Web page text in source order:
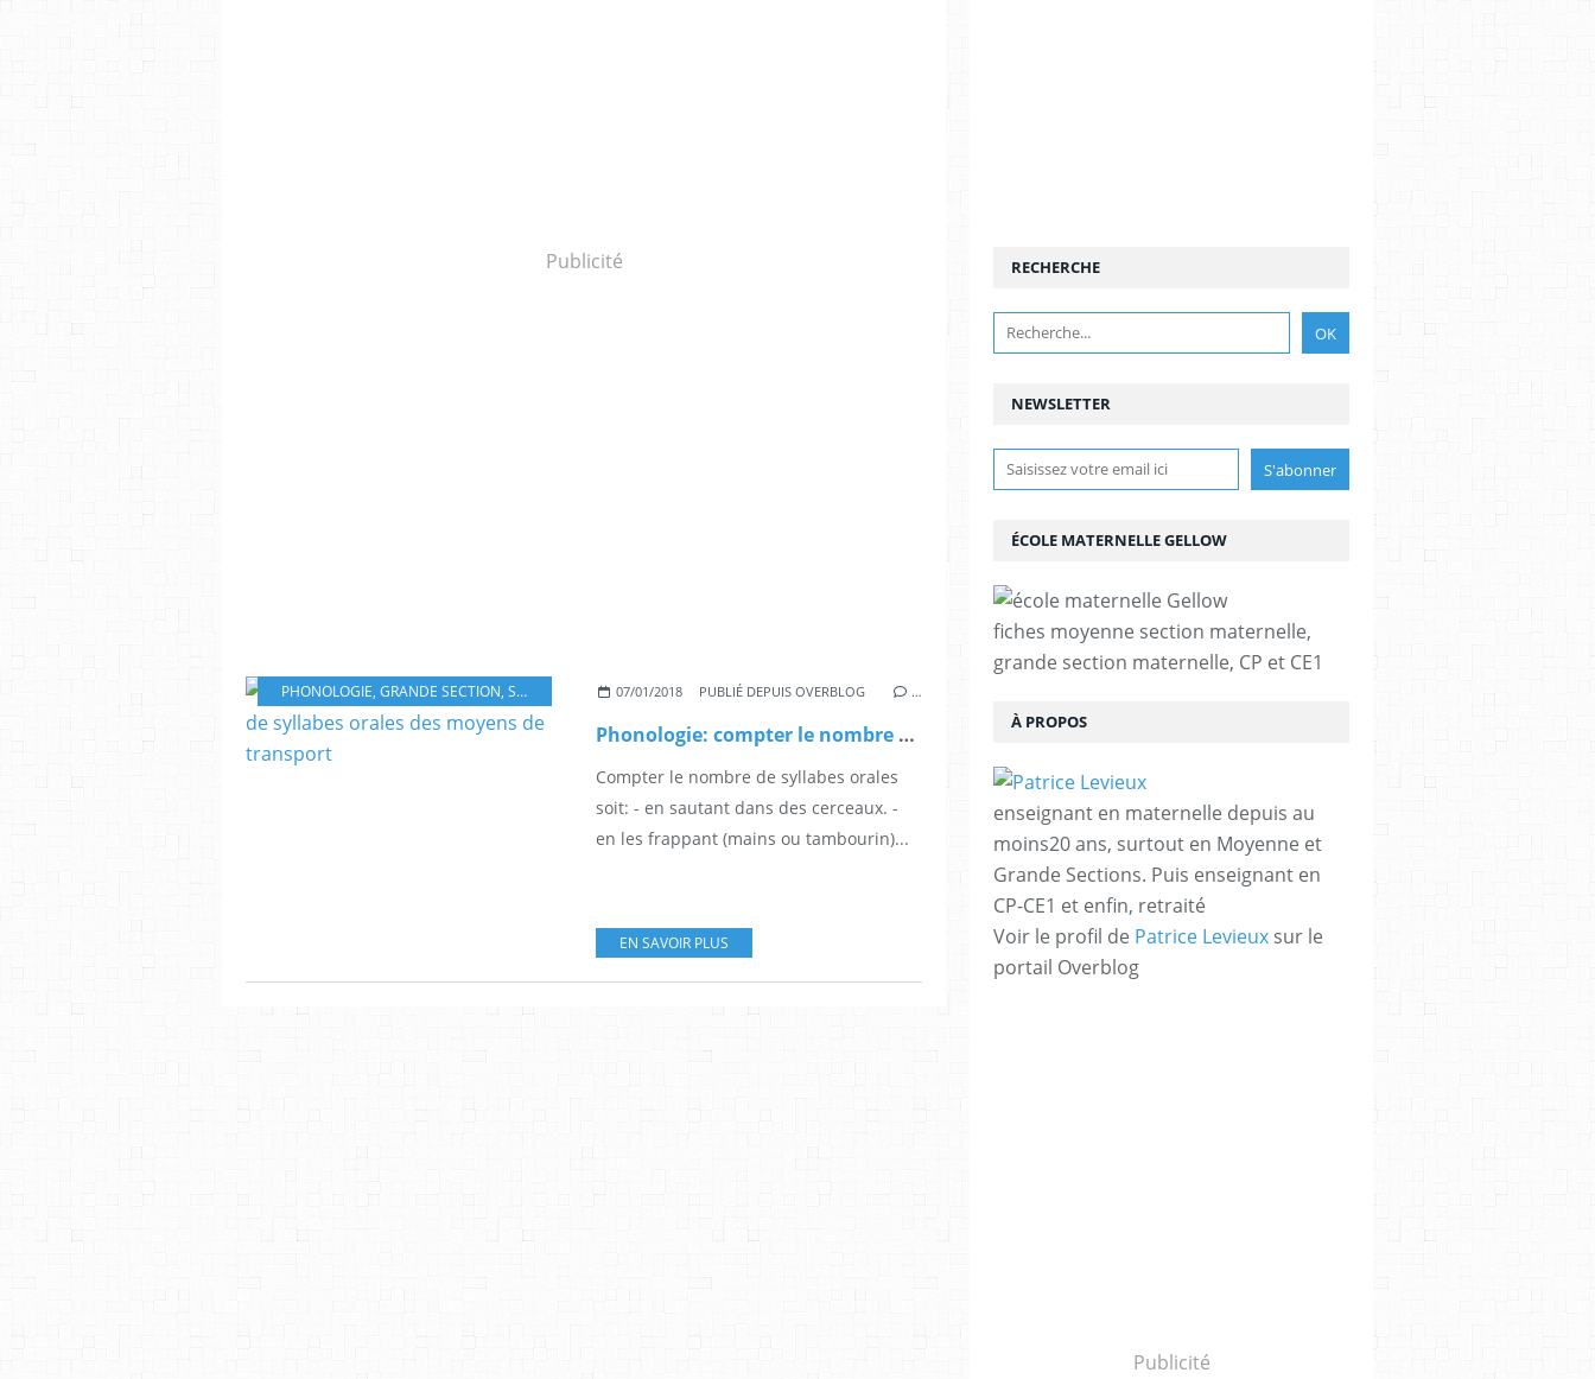
Publicité
PHONOLOGIE, GRANDE SECTION, SYLLABES TRANSPORTS
07/01/2018 PUBLIÉ DEPUIS OVERBLOG …
Phonologie: compter le nombre de syllabes orales des moyens de transport
Compter le nombre de syllabes orales
soit: - en sautant dans des cerceaux. -
en les frappant (mains ou tambourin)...
EN SAVOIR PLUS
NEWSLETTER
RECHERCHE
ÉCOLE MATERNELLE GELLOW
fiches moyenne section maternelle,
grande section maternelle, CP et CE1
À PROPOS
enseignant en maternelle depuis au
moins20 ans, surtout en Moyenne et
Grande Sections. Puis enseignant en
CP-CE1 et enfin, retraité
Voir le profil de Patrice Levieux sur le
portail Overblog
Publicité